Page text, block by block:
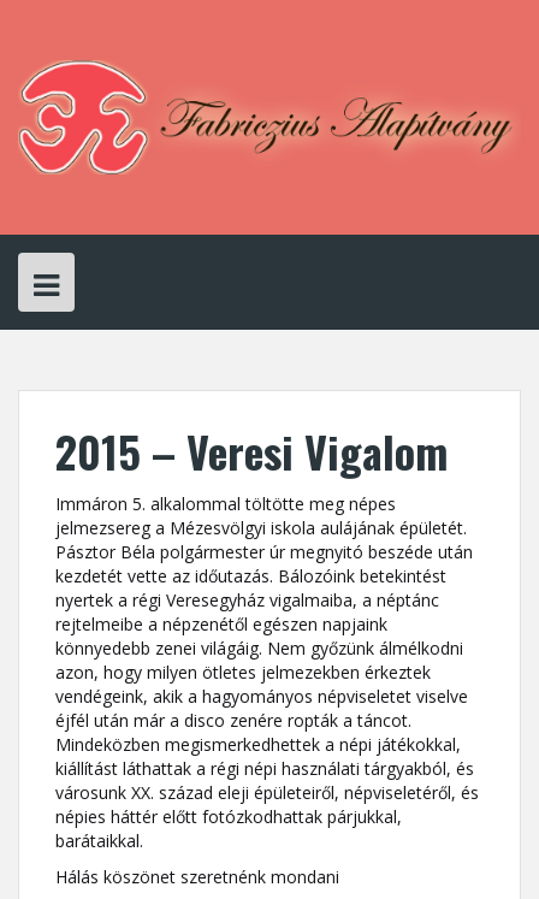
content
2015 – Veresi Vigalom
Immáron 5. alkalommal töltötte meg népes
jelmezsereg a Mézesvölgyi iskola aulájának épületét.
Pásztor Béla polgármester úr megnyitó beszéde után
kezdetét vette az időutazás. Bálozóink betekintést
nyertek a régi Veresegyház vigalmaiba, a néptánc
rejtelmeibe a népzenétől egészen napjaink
könnyedebb zenei világáig. Nem győzünk álmélkodni
azon, hogy milyen ötletes jelmezekben érkeztek
vendégeink, akik a hagyományos népviseletet viselve
éjfél után már a disco zenére ropták a táncot.
Mindeközben megismerkedhettek a népi játékokkal,
kiállítást láthattak a régi népi használati tárgyakból, és
városunk XX. század eleji épületeiről, népviseletéről, és
népies háttér előtt fotózkodhattak párjukkal,
barátaikkal.
Hálás köszönet szeretnénk mondani